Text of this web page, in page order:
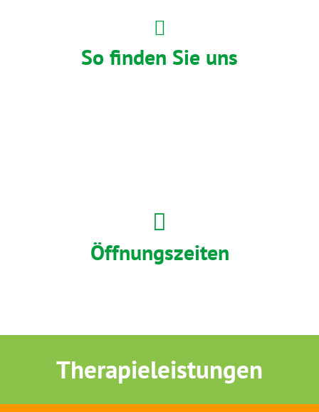
So finden Sie uns
Öffnungszeiten
Therapieleistungen